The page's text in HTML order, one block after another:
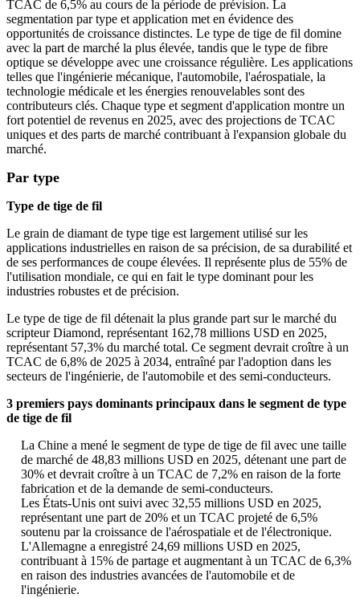
TCAC de 6,5% au cours de la période de prévision. La
segmentation par type et application met en évidence des
opportunités de croissance distinctes. Le type de tige de fil domine
avec la part de marché la plus élevée, tandis que le type de fibre
optique se développe avec une croissance régulière. Les applications
telles que l'ingénierie mécanique, l'automobile, l'aérospatiale, la
technologie médicale et les énergies renouvelables sont des
contributeurs clés. Chaque type et segment d'application montre un
fort potentiel de revenus en 2025, avec des projections de TCAC
uniques et des parts de marché contribuant à l'expansion globale du
marché.
Par type
Type de tige de fil
Le grain de diamant de type tige est largement utilisé sur les
applications industrielles en raison de sa précision, de sa durabilité et
de ses performances de coupe élevées. Il représente plus de 55% de
l'utilisation mondiale, ce qui en fait le type dominant pour les
industries robustes et de précision.
Le type de tige de fil détenait la plus grande part sur le marché du
scripteur Diamond, représentant 162,78 millions USD en 2025,
représentant 57,3% du marché total. Ce segment devrait croître à un
TCAC de 6,8% de 2025 à 2034, entraîné par l'adoption dans les
secteurs de l'ingénierie, de l'automobile et des semi-conducteurs.
3 premiers pays dominants principaux dans le segment de type
de tige de fil
La Chine a mené le segment de type de tige de fil avec une taille
de marché de 48,83 millions USD en 2025, détenant une part de
30% et devrait croître à un TCAC de 7,2% en raison de la forte
fabrication et de la demande de semi-conducteurs.
Les États-Unis ont suivi avec 32,55 millions USD en 2025,
représentant une part de 20% et un TCAC projeté de 6,5%
soutenu par la croissance de l'aérospatiale et de l'électronique.
L'Allemagne a enregistré 24,69 millions USD en 2025,
contribuant à 15% de partage et augmentant à un TCAC de 6,3%
en raison des industries avancées de l'automobile et de
l'ingénierie.